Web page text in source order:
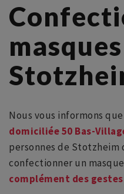
Nous vous informons que
domiciliée 50 Bas-
personnes de
confectionner un
complément des